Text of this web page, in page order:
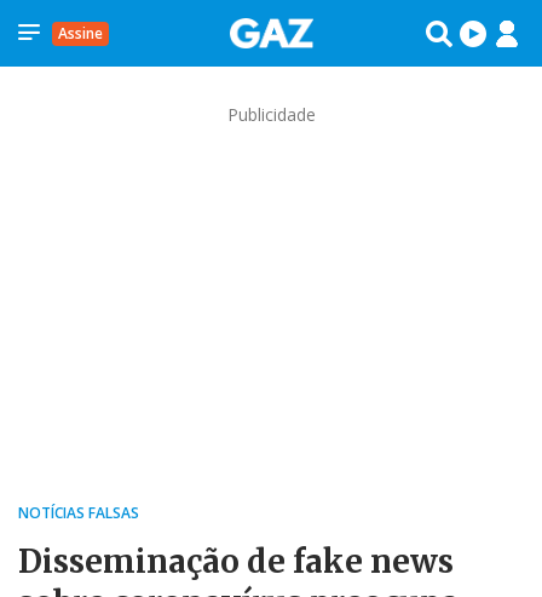
Assine
Publicidade
NOTÍCIAS FALSAS
Disseminação de fake news